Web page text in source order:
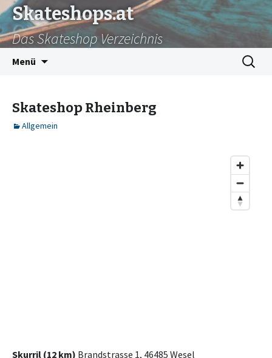
Skateshops.at
Das Skateshop Verzeichnis
Menü
Suchen
nach:
Skateshop Rheinberg
Allgemein
Skurril (12 km) Brandstrasse 1, 46485 Wesel